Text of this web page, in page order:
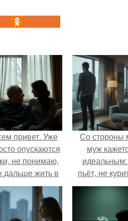
привет. Уже
опускаются
не понимаю,
дальше жить в
ситуации.
Со стороны
муж
пьёт, не
даёт
ребёнком